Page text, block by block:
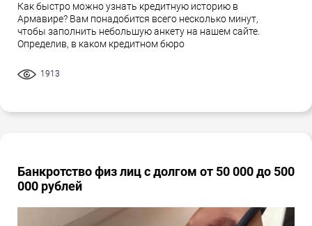
Как быстро можно узнать кредитную историю в
Армавире? Вам понадобится всего несколько минут,
чтобы заполнить небольшую анкету на нашем сайте.
Определив, в каком кредитном бюро
1913
Банкротство физ лиц с долгом от 50 000 до 500
000 рублей